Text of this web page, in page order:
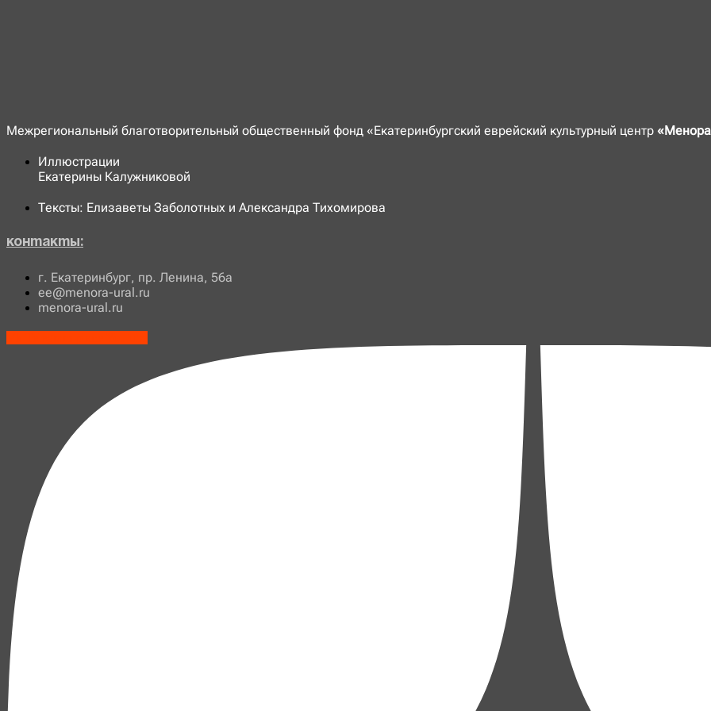
Межрегиональный благотворительный общественный фонд «Екатеринбургский еврейский культурный центр
Иллюстрации
Екатерины Калужниковой
Тексты: Елизаветы Заболотных и Александра Тихомирова
Контакты:
г. Екатеринбург, пр. Ленина, 56а
ee@menora-ural.ru
menora-ural.ru